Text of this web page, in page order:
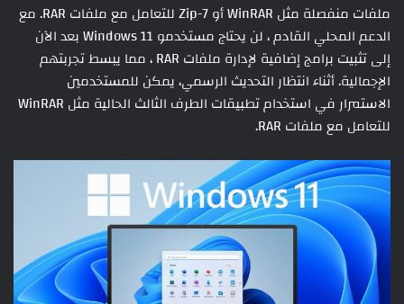
ملفات منفصلة مثل WinRAR أو 7-Zip للتعامل مع ملفات RAR. مع
الدعم المحلي القادم ، لن يحتاج مستخدمو Windows 11 بعد الآن
إلى تثبيت برامج إضافية لإدارة ملفات RAR ، مما يبسط تجربتهم
الإجمالية. أثناء انتظار التحديث الرسمي، يمكن للمستخدمين
الاستمرار في استخدام تطبيقات الطرف الثالث الحالية مثل WinRAR
للتعامل مع ملفات RAR.